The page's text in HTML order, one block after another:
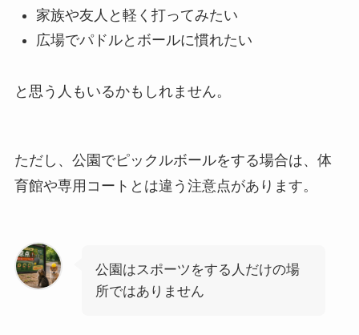
家族や友人と軽く打ってみたい
広場でパドルとボールに慣れたい
と思う人もいるかもしれません。
ただし、公園でピックルボールをする場合は、体
育館や専用コートとは違う注意点があります。
公園はスポーツをする人だけの場
所ではありません